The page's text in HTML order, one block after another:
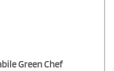
Green Chef